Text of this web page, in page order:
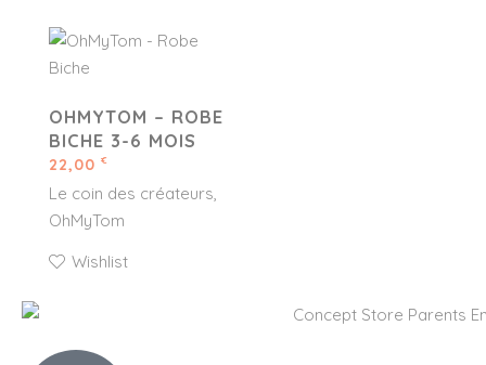
OHMYTOM – ROBE
BICHE 3-6 MOIS
22,00 €
Le coin des créateurs
OhMyTom
Wishlist